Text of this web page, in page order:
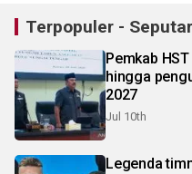
Terpopuler -
Pemkab
hingga
2027
Jul 10th
Legenda